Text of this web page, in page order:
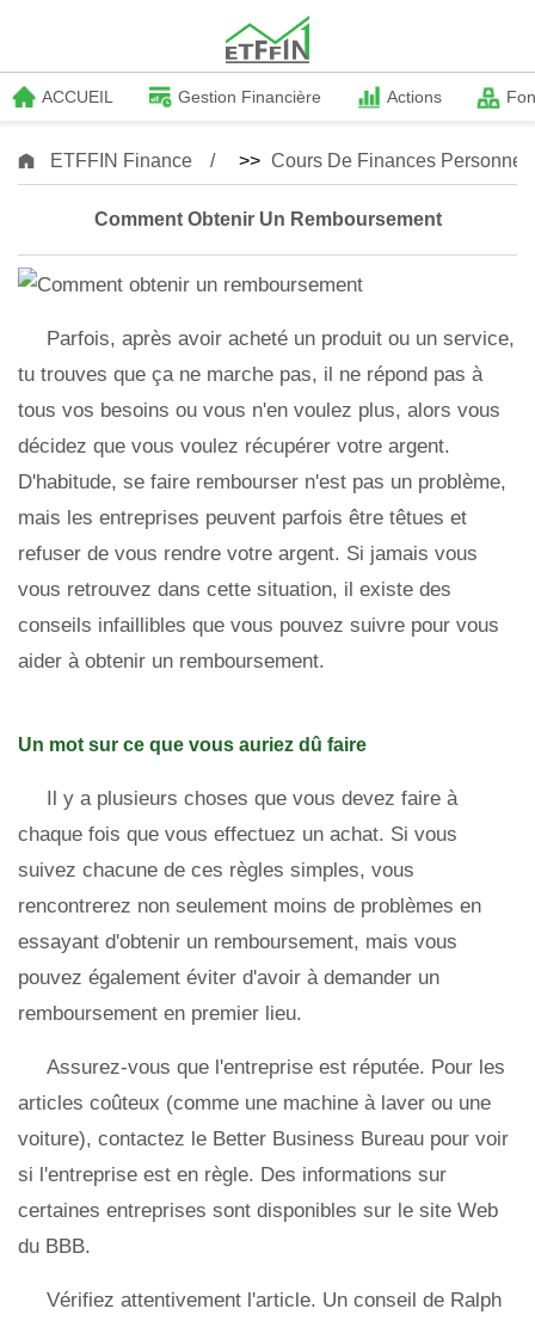
ACCUEIL Gestion Financière Actions
ETFFIN Finance >> Cours De Finances
Comment Obtenir Un Remboursement
Parfois, après avoir acheté un produit ou un service,
tu trouves que ça ne marche pas, il ne répond pas à
tous vos besoins ou vous n'en voulez plus, alors vous
décidez que vous voulez récupérer votre argent.
D'habitude, se faire rembourser n'est pas un problème,
mais les entreprises peuvent parfois être têtues et
refuser de vous rendre votre argent. Si jamais vous
vous retrouvez dans cette situation, il existe des
conseils infaillibles que vous pouvez suivre pour vous
aider à obtenir un remboursement.
Un mot sur ce que vous auriez dû faire
Il y a plusieurs choses que vous devez faire à
chaque fois que vous effectuez un achat. Si vous
suivez chacune de ces règles simples, vous
rencontrerez non seulement moins de problèmes en
essayant d'obtenir un remboursement, mais vous
pouvez également éviter d'avoir à demander un
remboursement en premier lieu.
Assurez-vous que l'entreprise est réputée. Pour les
articles coûteux (comme une machine à laver ou une
voiture), contactez le Better Business Bureau pour voir
si l'entreprise est en règle. Des informations sur
certaines entreprises sont disponibles sur le site Web
du BBB.
Vérifiez attentivement l'article. Un conseil de Ralph